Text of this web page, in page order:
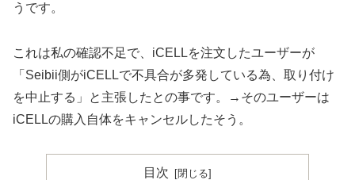
うです。
これは私の確認不足で、iCELLを注文したユーザーが
「Seibii側がiCELLで不具合が多発している為、取り付け
を中止する」と主張したとの事です。→そのユーザーは
iCELLの購入自体をキャンセルしたそう。
目次